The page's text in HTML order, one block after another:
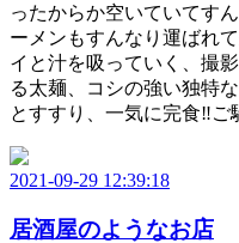
ったからか空いていてす
ーメンもすんなり運ばれ
イと汁を吸っていく、撮
る太麺、コシの強い独特
とすすり、一気に完食‼️ご
2021-09-29 12:39:18
居酒屋のようなお店